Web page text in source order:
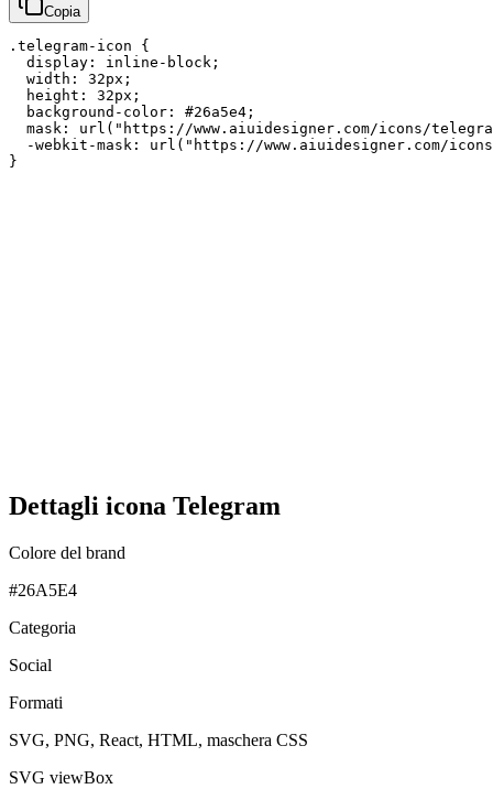
Copia
.telegram-icon {
  display: inline-block;
  width: 32px;
  height: 32px;
  background-color: #26a5e4;
mask: url("https://www.aiuidesigner.com/icons/
-webkit-mask: url("https://www.aiuidesigner.com/
}
Dettagli icona Telegram
Colore del brand
#26A5E4
Categoria
Social
Formati
SVG, PNG, React, HTML, maschera CSS
SVG viewBox